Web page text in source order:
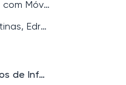
Transforme sua Casa com Móveis e Decoração na Lojas Colombo
Toalhas, Lençóis, Cortinas, Edredons e Mais na Lojas Colombo
Acessórios e Periféricos de Informática